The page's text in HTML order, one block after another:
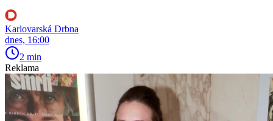
Karlovarská Drbna
dnes, 16:00
2 min
Reklama